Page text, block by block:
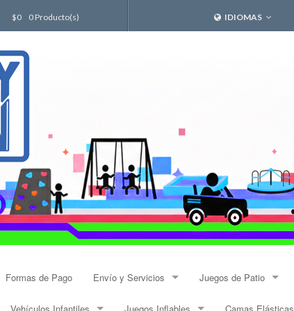
$0 0 Producto(s) IDIOMAS
Formas de Pago Envío y Servicios Juegos de Patio